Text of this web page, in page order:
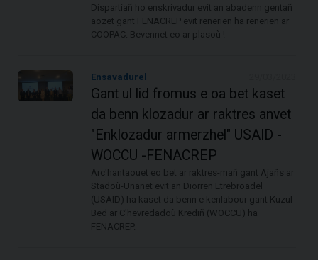
Dispartiañ ho enskrivadur evit an abadenn gentañ
aozet gant FENACREP evit renerien ha renerien ar
COOPAC. Bevennet eo ar plasoù !
Ensavadurel
Gant ul lid fromus e oa bet kaset
da benn klozadur ar raktres anvet
"Enklozadur armerzhel" USAID -
WOCCU -FENACREP
Arc'hantaouet eo bet ar raktres-mañ gant Ajañs ar
Stadoù-Unanet evit an Diorren Etrebroadel
(USAID) ha kaset da benn e kenlabour gant Kuzul
Bed ar C'hevredadoù Krediñ (WOCCU) ha
FENACREP.